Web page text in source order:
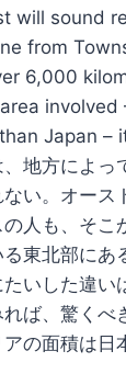
will sound
from
6,000
involved
Japan –
地方によっ
い。オース
人も、そこ
る東北部にあ
いした違い
ば、驚くべ
の面積は日